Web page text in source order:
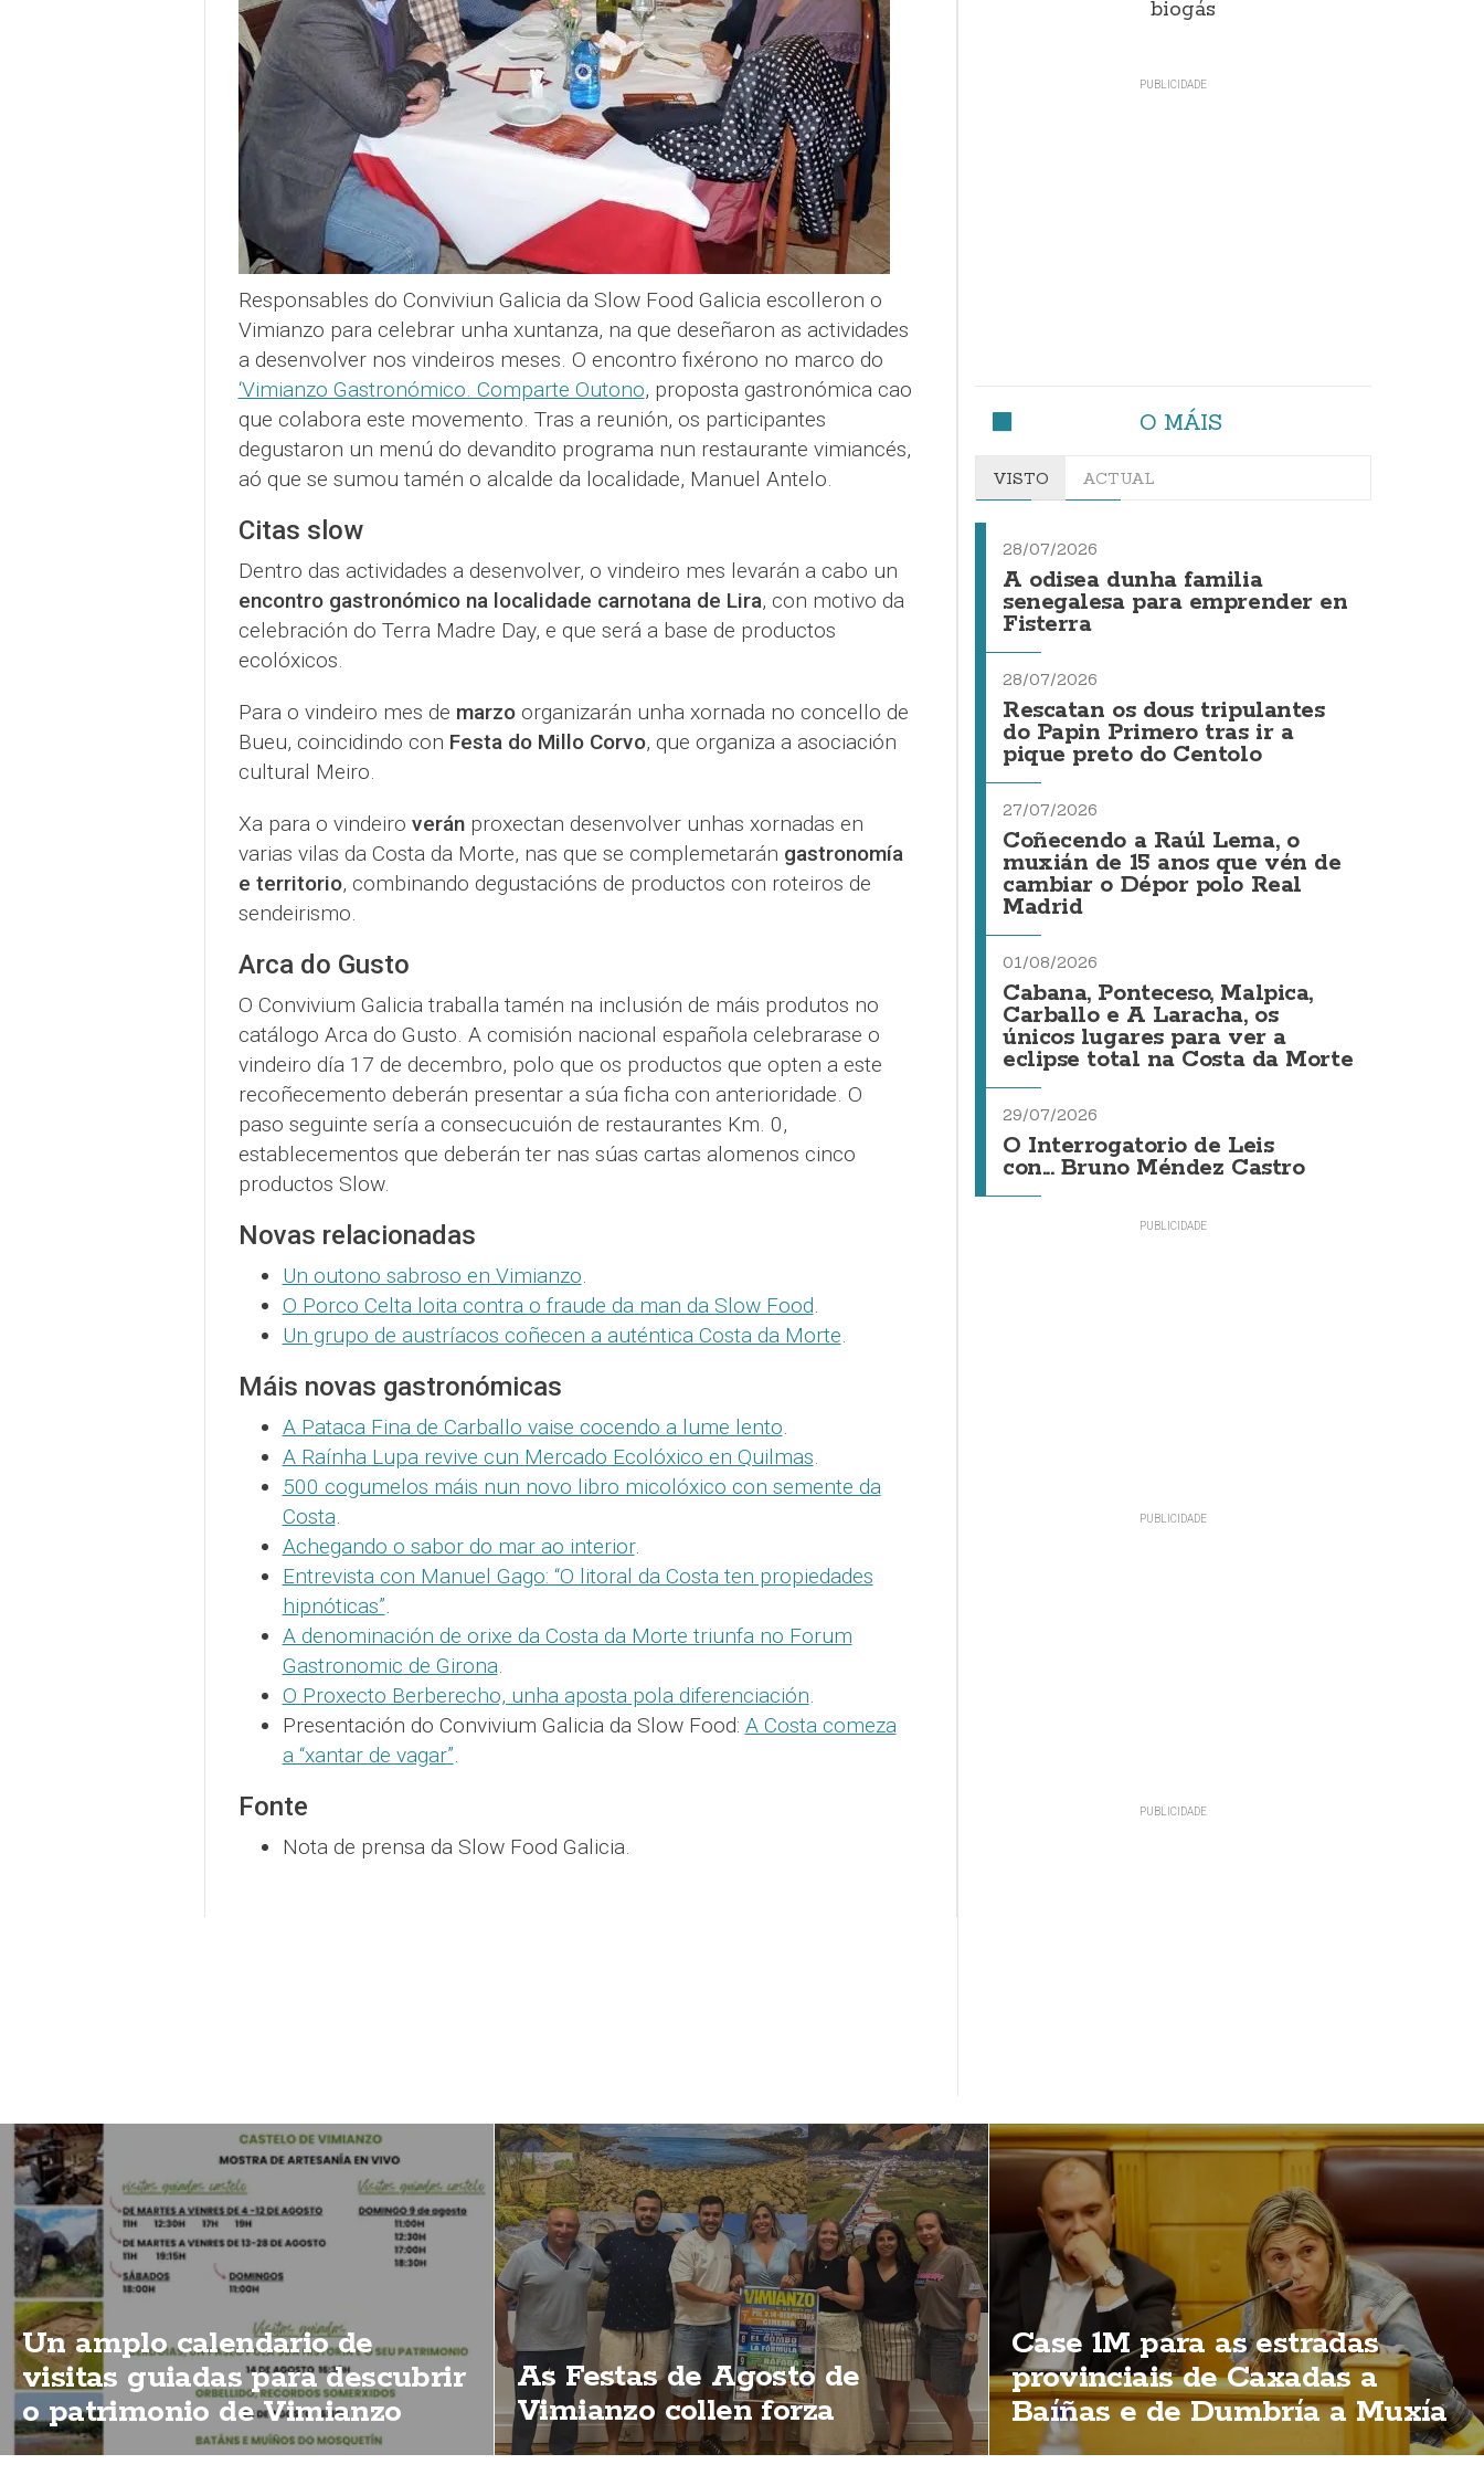
Responsables do Conviviun Galicia da Slow Food Galicia escolleron o
Vimianzo para celebrar unha xuntanza, na que deseñaron as actividades
a desenvolver nos vindeiros meses. O encontro fixérono no marco do
‘Vimianzo Gastronómico. Comparte Outono, proposta gastronómica cao
que colabora este movemento. Tras a reunión, os participantes
degustaron un menú do devandito programa nun restaurante vimiancés,
aó que se sumou tamén o alcalde da localidade, Manuel Antelo.
Citas slow
Dentro das actividades a desenvolver, o vindeiro mes levarán a cabo un
encontro gastronómico na localidade carnotana de Lira, con motivo da
celebración do Terra Madre Day, e que será a base de productos
ecolóxicos.
Para o vindeiro mes de marzoorganizarán unha xornada no concello de
Bueu, coincidindo con Festa do Millo Corvo, que organiza a asociación
cultural Meiro.
Xa para o vindeiro veránproxectan desenvolver unhas xornadas en
varias vilas da Costa da Morte, nas que se complemetarán gastronomía
e territorio, combinando degustacións de productos con roteiros de
sendeirismo.
Arca do Gusto
O Convivium Galicia traballa tamén na inclusión de máis produtos no
catálogo Arca do Gusto. A comisión nacional española celebrarase o
vindeiro día 17 de decembro, polo que os productos que opten a este
recoñecemento deberán presentar a súa ficha con anterioridade. O
paso seguinte sería a consecucuión de restaurantes Km. 0,
establecementos que deberán ter nas súas cartas alomenos cinco
productos Slow.
Novas relacionadas
Un outono sabroso en Vimianzo.
O Porco Celta loita contra o fraude da man da Slow Food.
Un grupo de austríacos coñecen a auténtica Costa da Morte.
Máis novas gastronómicas
A Pataca Fina de Carballo vaise cocendo a lume lento.
A Raínha Lupa revive cun Mercado Ecolóxico en Quilmas.
500 cogumelos máis nun novo libro micolóxico con semente da
Costa.
Achegando o sabor do mar ao interior.
Entrevista con Manuel Gago: “O litoral da Costa ten propiedades
hipnóticas”.
A denominación de orixe da Costa da Morte triunfa no Forum
Gastronomic de Girona.
O Proxecto Berberecho, unha aposta pola diferenciación.
Presentación do Convivium Galicia da Slow Food: A Costa comeza
a “xantar de vagar”.
Fonte
Nota de prensa da Slow Food Galicia.
biogás
O MÁIS
VISTO ACTUAL
28/07/2026
A odisea dunha familia
senegalesa para emprender en
Fisterra
28/07/2026
Rescatan os dous tripulantes
do Papin Primero tras ir a
pique preto do Centolo
27/07/2026
Coñecendo a Raúl Lema, o
muxián de 15 anos que vén de
cambiar o Dépor polo Real
Madrid
01/08/2026
Cabana, Ponteceso, Malpica,
Carballo e A Laracha, os
únicos lugares para ver a
eclipse total na Costa da Morte
29/07/2026
O Interrogatorio de Leis
con... Bruno Méndez Castro
Un amplo calendario de
visitas guiadas para descubrir
o patrimonio de Vimianzo
As Festas de Agosto de
Vimianzo collen forza
Case 1M para as estradas
provinciais de Caxadas a
Baíñas e de Dumbría a Muxía